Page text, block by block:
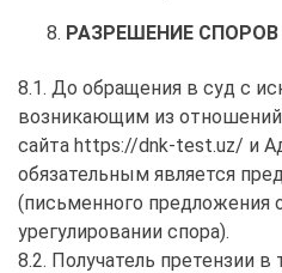
РАЗРЕШЕНИЕ СПОРОВ
8.1. До обращения в суд с
возникающим из
сайта https://dnk-test.uz/ и
обязательным является
(письменного предложения
урегулировании спора).
8.2. Получатель претензии